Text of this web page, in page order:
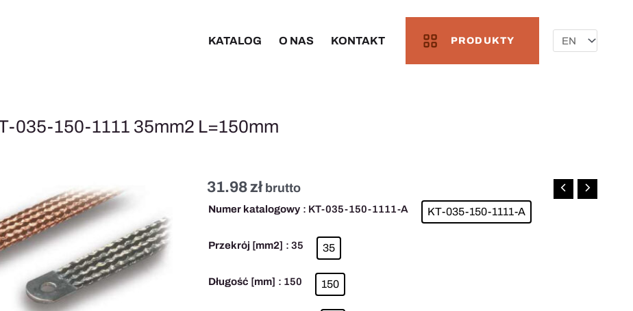
KATALOG O NAS KONTAKT PRODUKTY
035-150-1111 35mm2 L=150mm
31.98zł brutto
Numer katalogowy : KT-035-150-1111-A KT-035-150-1111-A
Przekrój [mm2] : 35 35
Długość [mm] : 150 150
ilość
Taśma
KT-
150-